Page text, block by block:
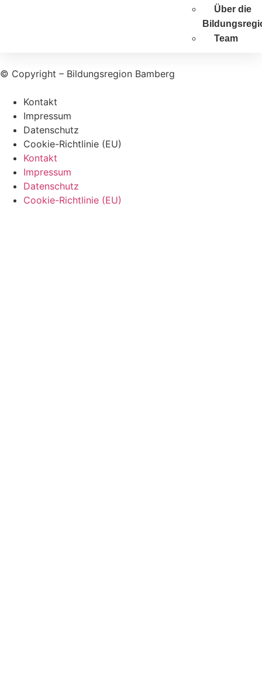
Über die
Team
© Copyright – Bildungsregion Bamberg
Kontakt
Impressum
Datenschutz
Cookie-Richtlinie (EU)
Kontakt
Impressum
Datenschutz
Cookie-Richtlinie (EU)